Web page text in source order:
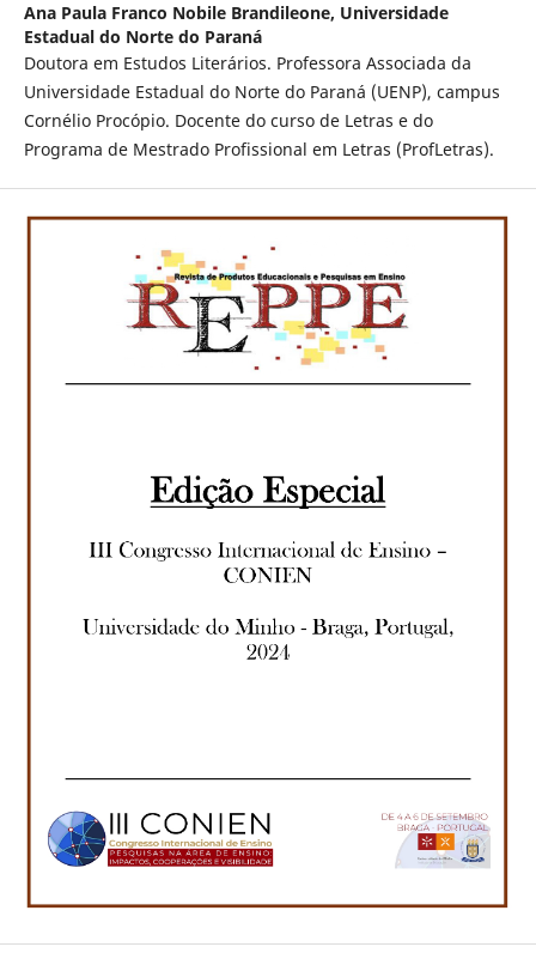
Ana Paula Franco Nobile Brandileone, Universidade
Estadual do Norte do Paraná
Doutora em Estudos Literários. Professora Associada da
Universidade Estadual do Norte do Paraná (UENP), campus
Cornélio Procópio. Docente do curso de Letras e do
Programa de Mestrado Profissional em Letras (ProfLetras).